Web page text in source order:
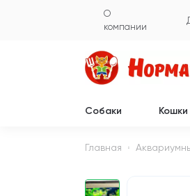
О
компании
Собаки Кошки
Главная